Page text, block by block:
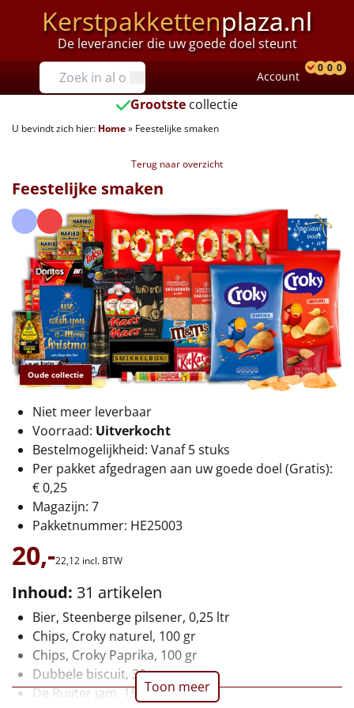
Kerstpakkettenplaza.nl
De leverancier die uw goede doel steunt
Prijzen
Tot €25
€25 tot €35
€40 tot €45
€45 tot €50
€50 tot €55
€55 tot €75
€75 tot €100
Alle kerstpakketten 2026
Thema
Origineel
Rituals
Luxe
Mannen
Vrouwen
Duurzaam
Account
0 0 0
Grootste collectie
U bevindt zich hier: Home» Feestelijke smaken
Terug naar overzicht
Oude collectie
Feestelijke smaken
Niet meer leverbaar
Voorraad: Uitverkocht
Bestelmogelijkheid: Vanaf 5 stuks
Per pakket afgedragen aan uw goede doel (Gratis):
€ 0,25
Magazijn: 7
Pakketnummer: HE25003
20,-22,12 incl. BTW
Inhoud: 31 artikelen
Bier, Steenberge pilsener, 0,25 ltr
Chips, Croky naturel, 100 gr
Chips, Croky Paprika, 100 gr
Dubbele biscuit, 30 gr
De Ruijter jam, 15 gr, 2 st
Toon meer